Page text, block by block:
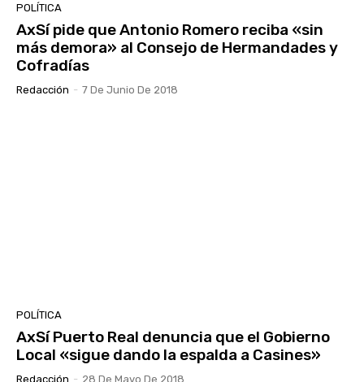
POLÍTICA
AxSí pide que Antonio Romero reciba «sin
más demora» al Consejo de Hermandades y
Cofradías
Redacción - 7 De Junio De 2018
POLÍTICA
AxSí Puerto Real denuncia que el Gobierno
Local «sigue dando la espalda a Casines»
Redacción - 28 De Mayo De 2018